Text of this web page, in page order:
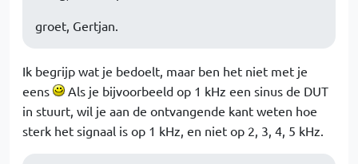
groet, Gertjan.
Ik begrijp wat je bedoelt, maar ben het niet met je
eens
Als je bijvoorbeeld op 1 kHz een sinus de DUT
in stuurt, wil je aan de ontvangende kant weten hoe
sterk het signaal is op 1 kHz, en niet op 2, 3, 4, 5 kHz.